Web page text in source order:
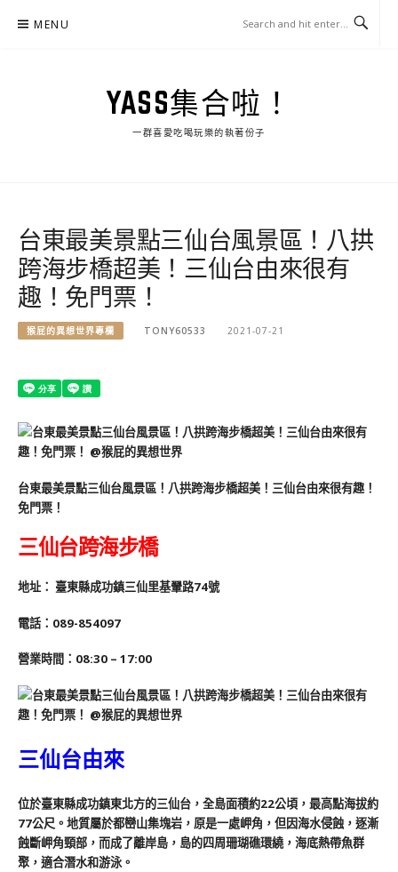
MENU
YASS集合啦！
一群喜愛吃喝玩樂的執著份子
台東最美景點三仙台風景區！八拱
跨海步橋超美！三仙台由來很有
趣！免門票！
猴屁的異想世界專欄 TONY60533 2021-07-21
台東最美景點三仙台風景區！八拱跨海步橋超美！三仙台由來很有趣！
免門票！
三仙台跨海步橋
地址： 臺東縣成功鎮三仙里基翬路74號
電話：089-854097
營業時間：08:30 – 17:00
三仙台由來
位於臺東縣成功鎮東北方的三仙台，全島面積約22公頃，最高點海拔約
77公尺。地質屬於都巒山集塊岩，原是一處岬角，但因海水侵蝕，逐漸
蝕斷岬角頸部，而成了離岸島，島的四周珊瑚礁環繞，海底熱帶魚群
聚，適合潛水和游泳。